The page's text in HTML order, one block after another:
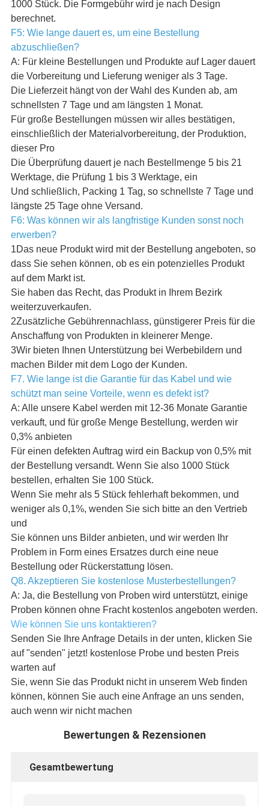
1000 Stück. Die Formgebühr wird je nach Design
berechnet.
F5: Wie lange dauert es, um eine Bestellung
abzuschließen?
A: Für kleine Bestellungen und Produkte auf Lager dauert
die Vorbereitung und Lieferung weniger als 3 Tage.
Die Lieferzeit hängt von der Wahl des Kunden ab, am
schnellsten 7 Tage und am längsten 1 Monat.
Für große Bestellungen müssen wir alles bestätigen,
einschließlich der Materialvorbereitung, der Produktion,
dieser Pro
Die Überprüfung dauert je nach Bestellmenge 5 bis 21
Werktage, die Prüfung 1 bis 3 Werktage, ein
Und schließlich, Packing 1 Tag, so schnellste 7 Tage und
längste 25 Tage ohne Versand.
F6: Was können wir als langfristige Kunden sonst noch
erwerben?
1Das neue Produkt wird mit der Bestellung angeboten, so
dass Sie sehen können, ob es ein potenzielles Produkt
auf dem Markt ist.
Sie haben das Recht, das Produkt in Ihrem Bezirk
weiterzuverkaufen.
2Zusätzliche Gebührennachlass, günstigerer Preis für die
Anschaffung von Produkten in kleinerer Menge.
3Wir bieten Ihnen Unterstützung bei Werbebildern und
machen Bilder mit dem Logo der Kunden.
F7. Wie lange ist die Garantie für das Kabel und wie
schützt man seine Vorteile, wenn es defekt ist?
A: Alle unsere Kabel werden mit 12-36 Monate Garantie
verkauft, und für große Menge Bestellung, werden wir
0,3% anbieten
Für einen defekten Auftrag wird ein Backup von 0,5% mit
der Bestellung versandt. Wenn Sie also 1000 Stück
bestellen, erhalten Sie 100 Stück.
Wenn Sie mehr als 5 Stück fehlerhaft bekommen, und
weniger als 0,1%, wenden Sie sich bitte an den Vertrieb
und
Sie können uns Bilder anbieten, und wir werden Ihr
Problem in Form eines Ersatzes durch eine neue
Bestellung oder Rückerstattung lösen.
Q8. Akzeptieren Sie kostenlose Musterbestellungen?
A: Ja, die Bestellung von Proben wird unterstützt, einige
Proben können ohne Fracht kostenlos angeboten werden.
Wie können Sie uns kontaktieren?
Senden Sie Ihre Anfrage Details in der unten, klicken Sie
auf "senden" jetzt! kostenlose Probe und besten Preis
warten auf
Sie, wenn Sie das Produkt nicht in unserem Web finden
können, können Sie auch eine Anfrage an uns senden,
auch wenn wir nicht machen
Bewertungen & Rezensionen
Gesamtbewertung